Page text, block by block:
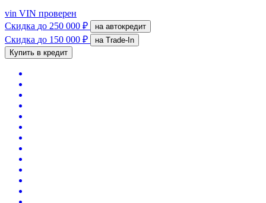
vin VIN проверен
Скидка до 250 000 ₽ на автокредит
Скидка до 150 000 ₽
на Trade-In
Купить в кредит